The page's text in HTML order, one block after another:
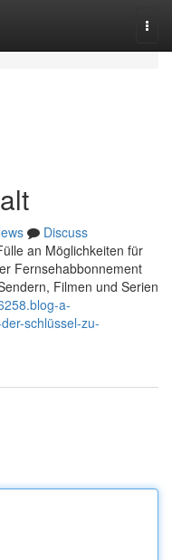
Discuss
an Möglichkeiten für
Fernsehabbonnement
Filmen und Serien
a-
schlüssel-zu-